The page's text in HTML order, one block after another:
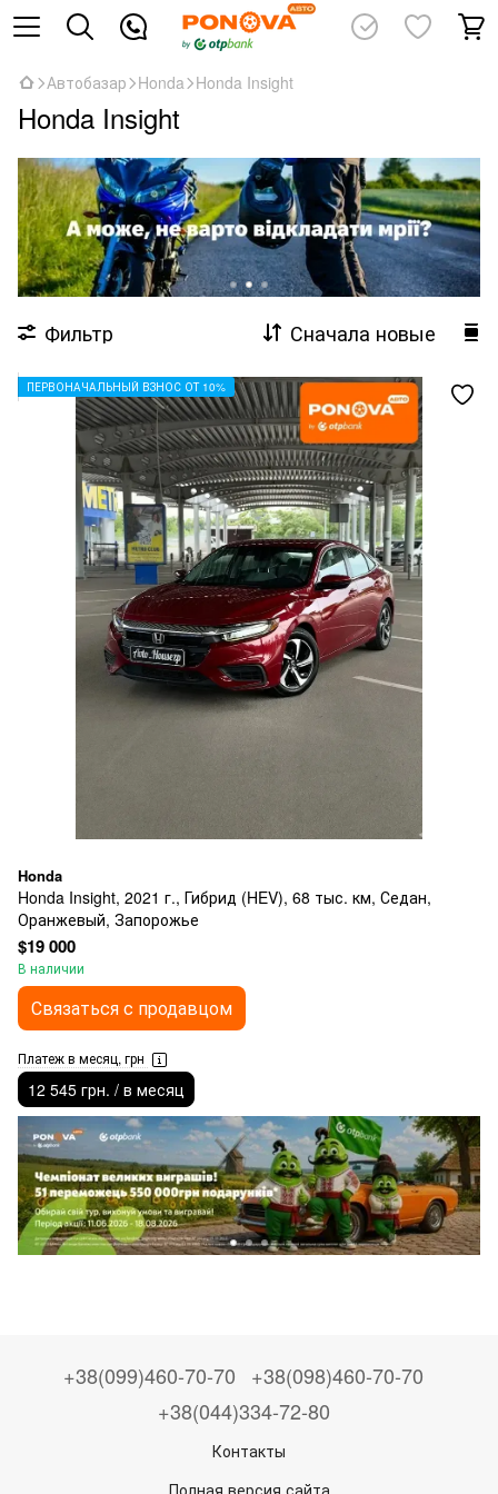
Автобазар Honda Honda Insight
Honda Insight
Фильтр Сначала новые
ПЕРВОНАЧАЛЬНЫЙ ВЗНОС ОТ 10%
Honda
Honda Insight, 2021 г., Гибрид (HEV), 68 тыс. км, Седан,
Оранжевый, Запорожье
$19 000
В наличии
Связаться с продавцом
Платеж в месяц, грн
12 545 грн. / в месяц
+38(099)460-70-70
+38(098)460-70-70
+38(044)334-72-80
Контакты
Полная версия сайта